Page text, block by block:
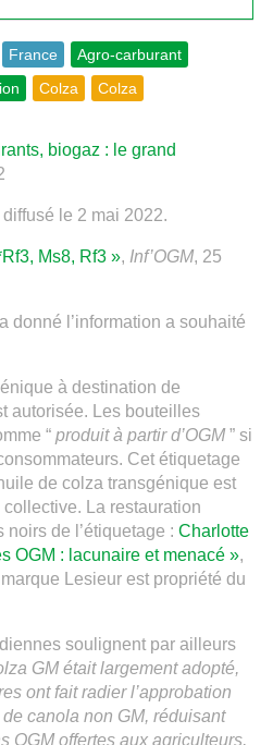
France
Agro-carburant
Colza Colza
biogaz : le grand
diffusé le 2 mai 2022.
Ms8, Rf3 », Inf’OGM, 25
donné l’information a souhaité
à destination de
autorisée. Les bouteilles
“ produit à partir d’OGM” si
Cet étiquetage
de colza transgénique est
La restauration
de l’étiquetage : Charlotte
OGM : lacunaire et menacé »,
Lesieur est propriété du
soulignent par ailleurs
GM était largement adopté,
ont fait radier l’approbation
canola non GM, réduisant
OGM offertes aux agriculteurs,